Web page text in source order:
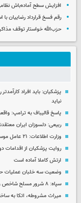
افزایش سطح آماده‌باش
رقم فسخ قرارداد رضاییان با استقلال فقط
حزب‌الله خواستار توقف
پزشکیان: باید افراد
نیاید
پاسخ قالیباف به ترامپ:
ربیعی: دلسوزان ایران
وزارت اطلاعات: ۲۱ عامل موساد و ۴ عضو باندهای مسلح بازداشت شدند
روایت پزشکیان از
ارتش کاملا آماده است
وضعیت سه خلبان عملیات
سپاه: ۸ شرور مسلح شاخص و مرتبط با گروهک‌های تروریستی دستگیر شدند
میراث مشروطه، اتکا به